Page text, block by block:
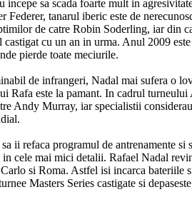
incepe sa scada foarte mult in
Federer, tanarul iberic este de
de catre Robin Soderling, iar din
castigat cu un an in urma. Anul 2009
pierde toate meciurile.
de infrangeri, Nadal mai sufera o
Rafa este la pamant. In cadrul
Andy Murray, iar specialistii
ii refaca programul de antrenamente si
in cele mai mici detalii. Rafael Nadal
si Roma. Astfel isi incarca bateriile
Masters Series castigate si